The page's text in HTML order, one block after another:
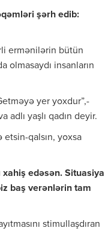
şərh edib:
ermənilərin bütün
olmasaydı insanların
yer yoxdur”,-
adlı yaşlı qadın deyir.
qalsın, yoxsa
edəsən. Situasiya
baş verənlərin tam
stimullaşdıran